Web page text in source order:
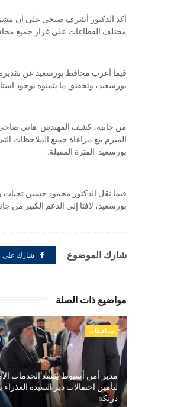
أكد الدكتور أشرف صبحى على أن
مختلف القطاعات على غرار جميع
فيما أعرب محافظ بورسعيد عن
بورسعيد، وتحقيق ما يتمنوه بوجود
من جانبه، كشف المهندس هانى ضاحى
المبرم مع مراعاة جميع الملاحظات
بورسعيد الفترة المقبلة.
فيما نقل الدكتور محمود حسين تحيات
بورسعيد، لافتا إلى الدعم الكبير من
شارك الموضوع شارك على
مواضيع ذات الصلة
محافظات
مدير أمن أسيوط يتفقد الخدمات
لتأمين احتفالات دير السيدة العذراء
درنكة